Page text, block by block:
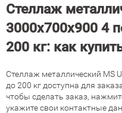
Стеллаж
3000х700х900 4
200 кг: как
Стеллаж металлический MS
до 200 кг доступна для
чтобы сделать заказ,
укажите свои контактные